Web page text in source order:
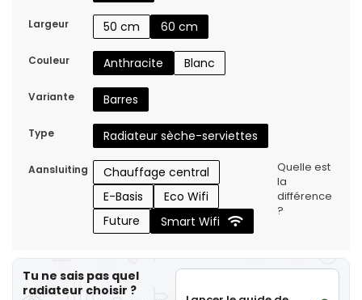
Largeur 50 cm 60 cm
Couleur Anthracite Blanc
Variante Barres
Type Radiateur sèche-serviettes
Aansluiting
Chauffage central
E-Basis
Eco Wifi
Future
Smart Wifi
Quelle est
la
différence
?
Tu ne sais pas quel
radiateur choisir ?